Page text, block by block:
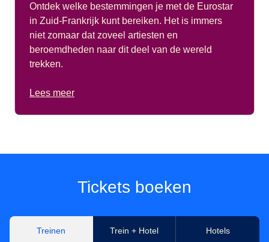
Ontdek welke bestemmingen je met de Eurostar
in Zuid-Frankrijk kunt bereiken. Het is immers
niet zomaar dat zoveel artiesten en
beroemdheden naar dit deel van de wereld
trekken.
Lees meer
Tickets boeken
Treinen Trein + Hotel Hotels